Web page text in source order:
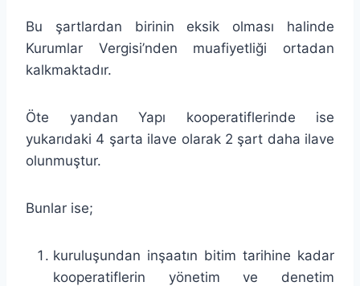
Bu şartlardan birinin eksik olması halinde
Kurumlar Vergisi’nden muafiyetliği ortadan
kalkmaktadır.
Öte yandan Yapı kooperatiflerinde ise
yukarıdaki 4 şarta ilave olarak 2 şart daha ilave
olunmuştur.
Bunlar ise;
kuruluşundan inşaatın bitim tarihine kadar
kooperatiflerin yönetim ve denetim